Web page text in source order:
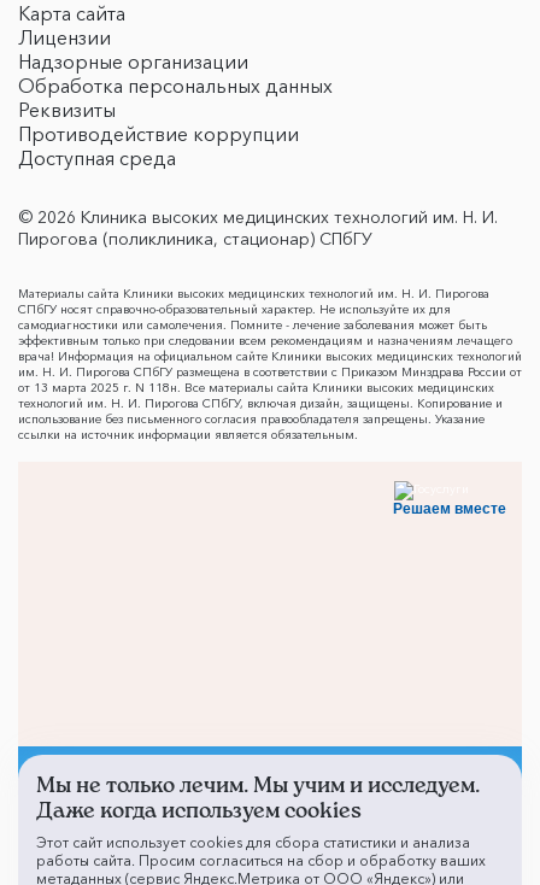
Карта сайта
Лицензии
Надзорные организации
Обработка персональных данных
Реквизиты
Противодействие коррупции
Доступная среда
© 2026 Клиника высоких медицинских технологий им. Н. И.
Пирогова (поликлиника, стационар) СПбГУ
Материалы сайта Клиники высоких медицинских технологий им. Н. И. Пирогова
СПбГУ носят справочно-образовательный характер. Не используйте их для
самодиагностики или самолечения. Помните - лечение заболевания может быть
эффективным только при следовании всем рекомендациям и назначениям лечащего
врача! Информация на официальном сайте Клиники высоких медицинских технологий
им. Н. И. Пирогова СПбГУ размещена в соответствии с Приказом Минздрава России от
от 13 марта 2025 г. N 118н. Все материалы сайта Клиники высоких медицинских
технологий им. Н. И. Пирогова СПбГУ, включая дизайн, защищены. Копирование и
использование без письменного согласия правообладателя запрещены. Указание
ссылки на источник информации является обязательным.
Решаем вместе
Не смогли записаться к
врачу?
Мы не только лечим. Мы учим и исследуем.
Даже когда используем cookies
Этот сайт использует cookies для сбора статистики и анализа
работы сайта. Просим согласиться на сбор и обработку ваших
метаданных (сервис Яндекс.Метрика от ООО «Яндекс») или